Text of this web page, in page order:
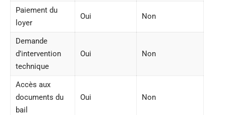
Paiement du
loyer
Oui Non
Demande
d’intervention
technique
Oui Non
Accès aux
documents du
bail
Oui Non